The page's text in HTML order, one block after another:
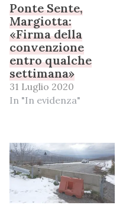
Ponte Sente,
Margiotta:
«Firma della
convenzione
entro qualche
settimana»
31 Luglio 2020
In "In evidenza"